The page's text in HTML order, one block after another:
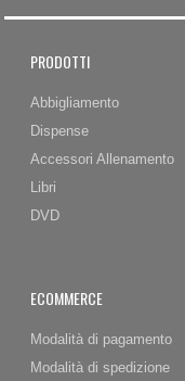
PRODOTTI
Abbigliamento
Dispense
Accessori Allenamento
Libri
DVD
ECOMMERCE
Modalità di pagamento
Modalità di spedizione